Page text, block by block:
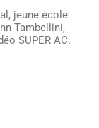
jeune école
Tambellini,
SUPER AC.